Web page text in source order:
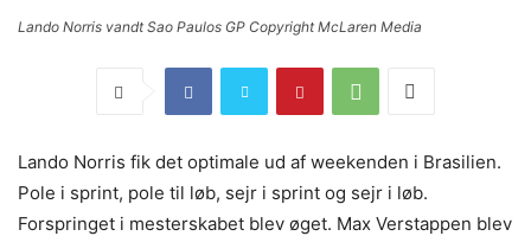
Lando Norris vandt Sao Paulos GP Copyright McLaren Media
Lando Norris fik det optimale ud af weekenden i Brasilien.
Pole i sprint, pole til løb, sejr i sprint og sejr i løb.
Forspringet i mesterskabet blev øget. Max Verstappen blev